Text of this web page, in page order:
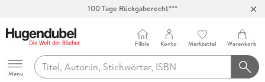
100 Tage Rückgaberecht***
Hugendubel
Menu
Filiale Konto Merkzettel Warenkorb